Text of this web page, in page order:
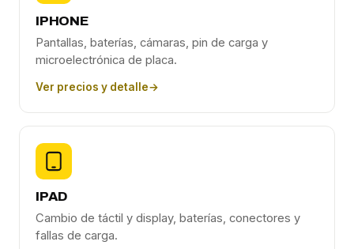
IPHONE
Pantallas, baterías, cámaras, pin de carga y
microelectrónica de placa.
Ver precios y detalle→
IPAD
Cambio de táctil y display, baterías, conectores y
fallas de carga.